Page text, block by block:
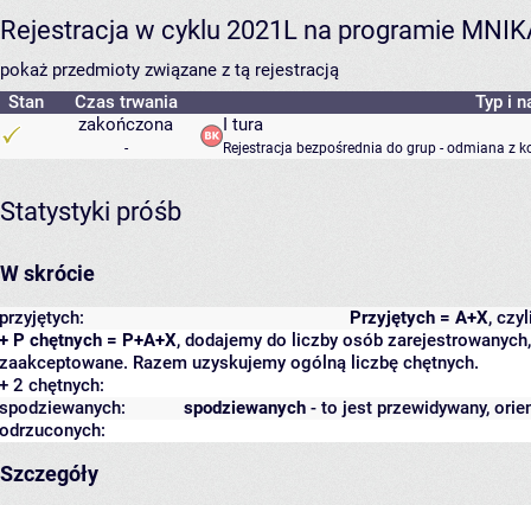
Rejestracja w cyklu 2021L na programie
pokaż przedmioty związane z tą rejestracją
Stan
Czas trwania
Typ i
zakończona
-
I tura
Rejestracja bezpośrednia do grup - odmiana z
Statystyki próśb
W skrócie
Przyjętych = A+X,
przyjętych:
+ P chętnych = P+A+X, dodajemy do liczby osób
zaakceptowane. Razem uzyskujemy ogólną liczbę chętnych.
+ 2 chętnych:
spodziewanych - to jest przewidywany,
spodziewanych:
odrzuconych:
Szczegóły